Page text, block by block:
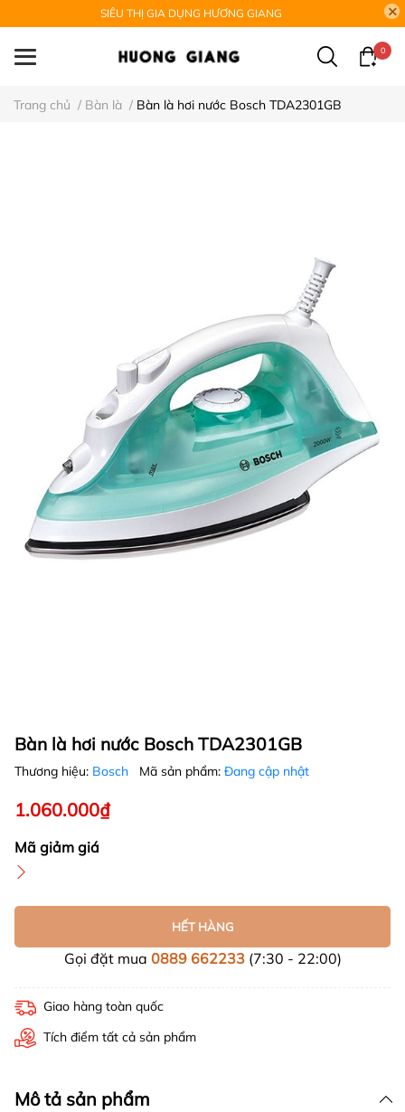
SIÊU THỊ GIA DỤNG HƯƠNG GIANG
0
Trang chủ / Bàn là / Bàn là hơi nước Bosch TDA2301GB
Bàn là hơi nước Bosch TDA2301GB
Thương hiệu: Bosch Mã sản phẩm: Đang cập nhật
1.060.000₫
Mã giảm giá
HẾT HÀNG
Gọi đặt mua 0889 662233(7:30 - 22:00)
Giao hàng toàn quốc
Tích điểm tất cả sản phẩm
Mô tả sản phẩm